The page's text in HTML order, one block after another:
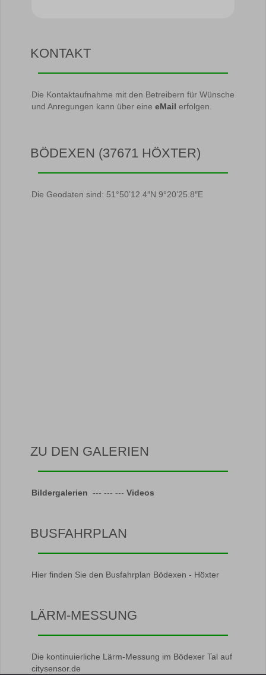
KONTAKT
Die Kontaktaufnahme mit den Betreibern für Wünsche
und Anregungen kann über eine eMail erfolgen.
BÖDEXEN (37671 HÖXTER)
Die Geodaten sind: 51°50’12.4″N 9°20’25.8″E
ZU DEN GALERIEN
Bildergalerien --- --- --- Videos
BUSFAHRPLAN
Hier finden Sie den Busfahrplan Bödexen - Höxter
LÄRM-MESSUNG
Die kontinuierliche Lärm-Messung im Bödexer Tal auf
citysensor.de